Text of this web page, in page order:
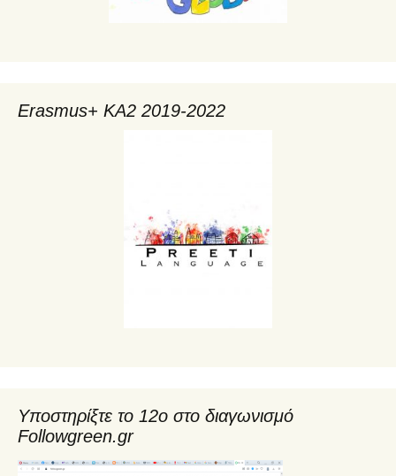
Erasmus+ KA2 2019-2022
Υποστηρίξτε το 12ο στο διαγωνισμό
Followgreen.gr